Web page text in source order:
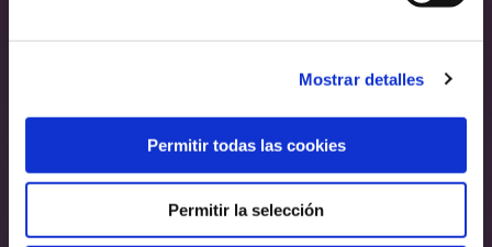
Mostrar detalles
Permitir todas las cookies
Permitir la selección